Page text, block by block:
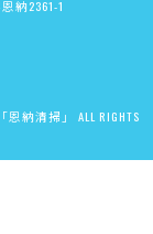
納2361-1
納清掃」 ALL RIGHTS